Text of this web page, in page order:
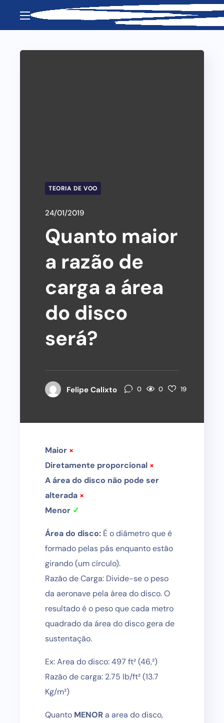
TEORIA DE VOO
24/01/2019
Quanto maior
a razão de
carga a área
do disco
será?
Felipe Calixto 0 0 19
Maior ×
Diretamente proporcional ×
A área do disco não pode ser
alterada ×
Menor ✓
Área do disco: É o diâmetro que é
formado pelas pás enquanto estão
girando (um círculo).
Razão de Carga: Divide-se o peso
da aeronave pela área do disco. O
resultado é o peso que cada metro
quadrado da área do disco gera de
sustentação.
Ex: Area do disco: 497 ft² (46,²)
Razão de carga: 2.75 lb/ft² (13.7
Kg/m²)
Quanto MENORa area do disco,